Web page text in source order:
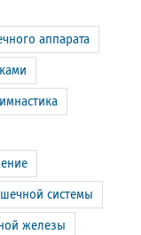
аппарата
системы
железы